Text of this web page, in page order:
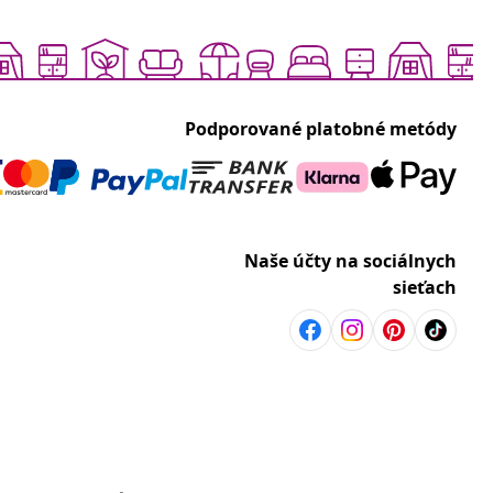
Podporované platobné metódy
Naše účty na sociálnych
sieťach